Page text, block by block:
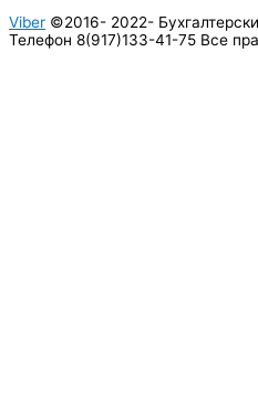
Viber ©2016- 2022-
Телефон 8(917)133-41-75 Все